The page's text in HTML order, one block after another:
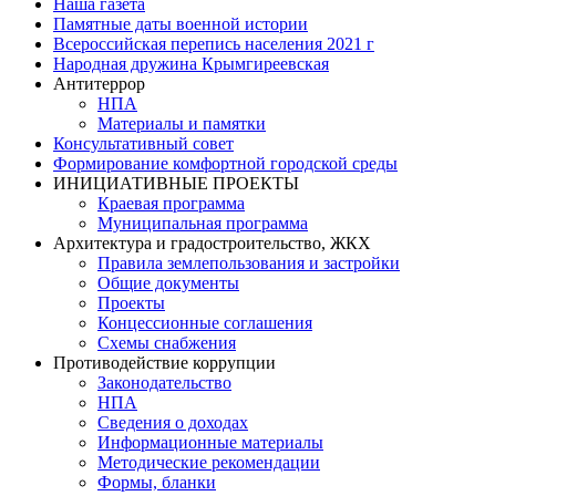
Наша газета
Памятные даты военной истории
Всероссийская перепись населения 2021 г
Народная дружина Крымгиреевская
Антитеррор
НПА
Материалы и памятки
Консультативный совет
Формирование комфортной городской среды
ИНИЦИАТИВНЫЕ ПРОЕКТЫ
Краевая программа
Муниципальная программа
Архитектура и градостроительство, ЖКХ
Правила землепользования и застройки
Общие документы
Проекты
Концессионные соглашения
Схемы снабжения
Противодействие коррупции
Законодательство
НПА
Сведения о доходах
Информационные материалы
Методические рекомендации
Формы, бланки